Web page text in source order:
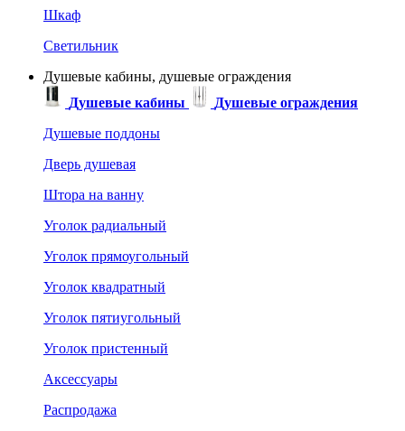
Шкаф
Светильник
Душевые кабины, душевые ограждения
Душевые кабины
Душевые ограждения
Душевые поддоны
Дверь душевая
Штора на ванну
Уголок радиальный
Уголок прямоугольный
Уголок квадратный
Уголок пятиугольный
Уголок пристенный
Аксессуары
Распродажа